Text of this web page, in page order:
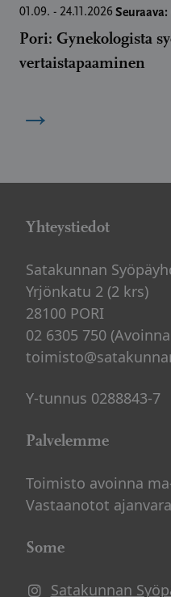
01.09. - 24.11.2026 Seuraava:
Pori: Gynekologista
vertaistapaaminen
→
Yhteystiedot
Satakunnan
Yrjönkatu 2 (2 krs)
28100 PORI
02 6305 750
Y-tunnus 0288843-7
Palvelemme
Toimisto avoinna
Vastaanotot
Some
Satakunnan